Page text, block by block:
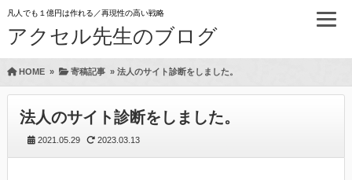
凡人でも１億円は作れる／再現性の高い戦略
アクセル先生のブログ
HOME» 寄稿記事» 法人のサイト診断をしました。
法人のサイト診断をしました。
2021.05.29 2023.03.13